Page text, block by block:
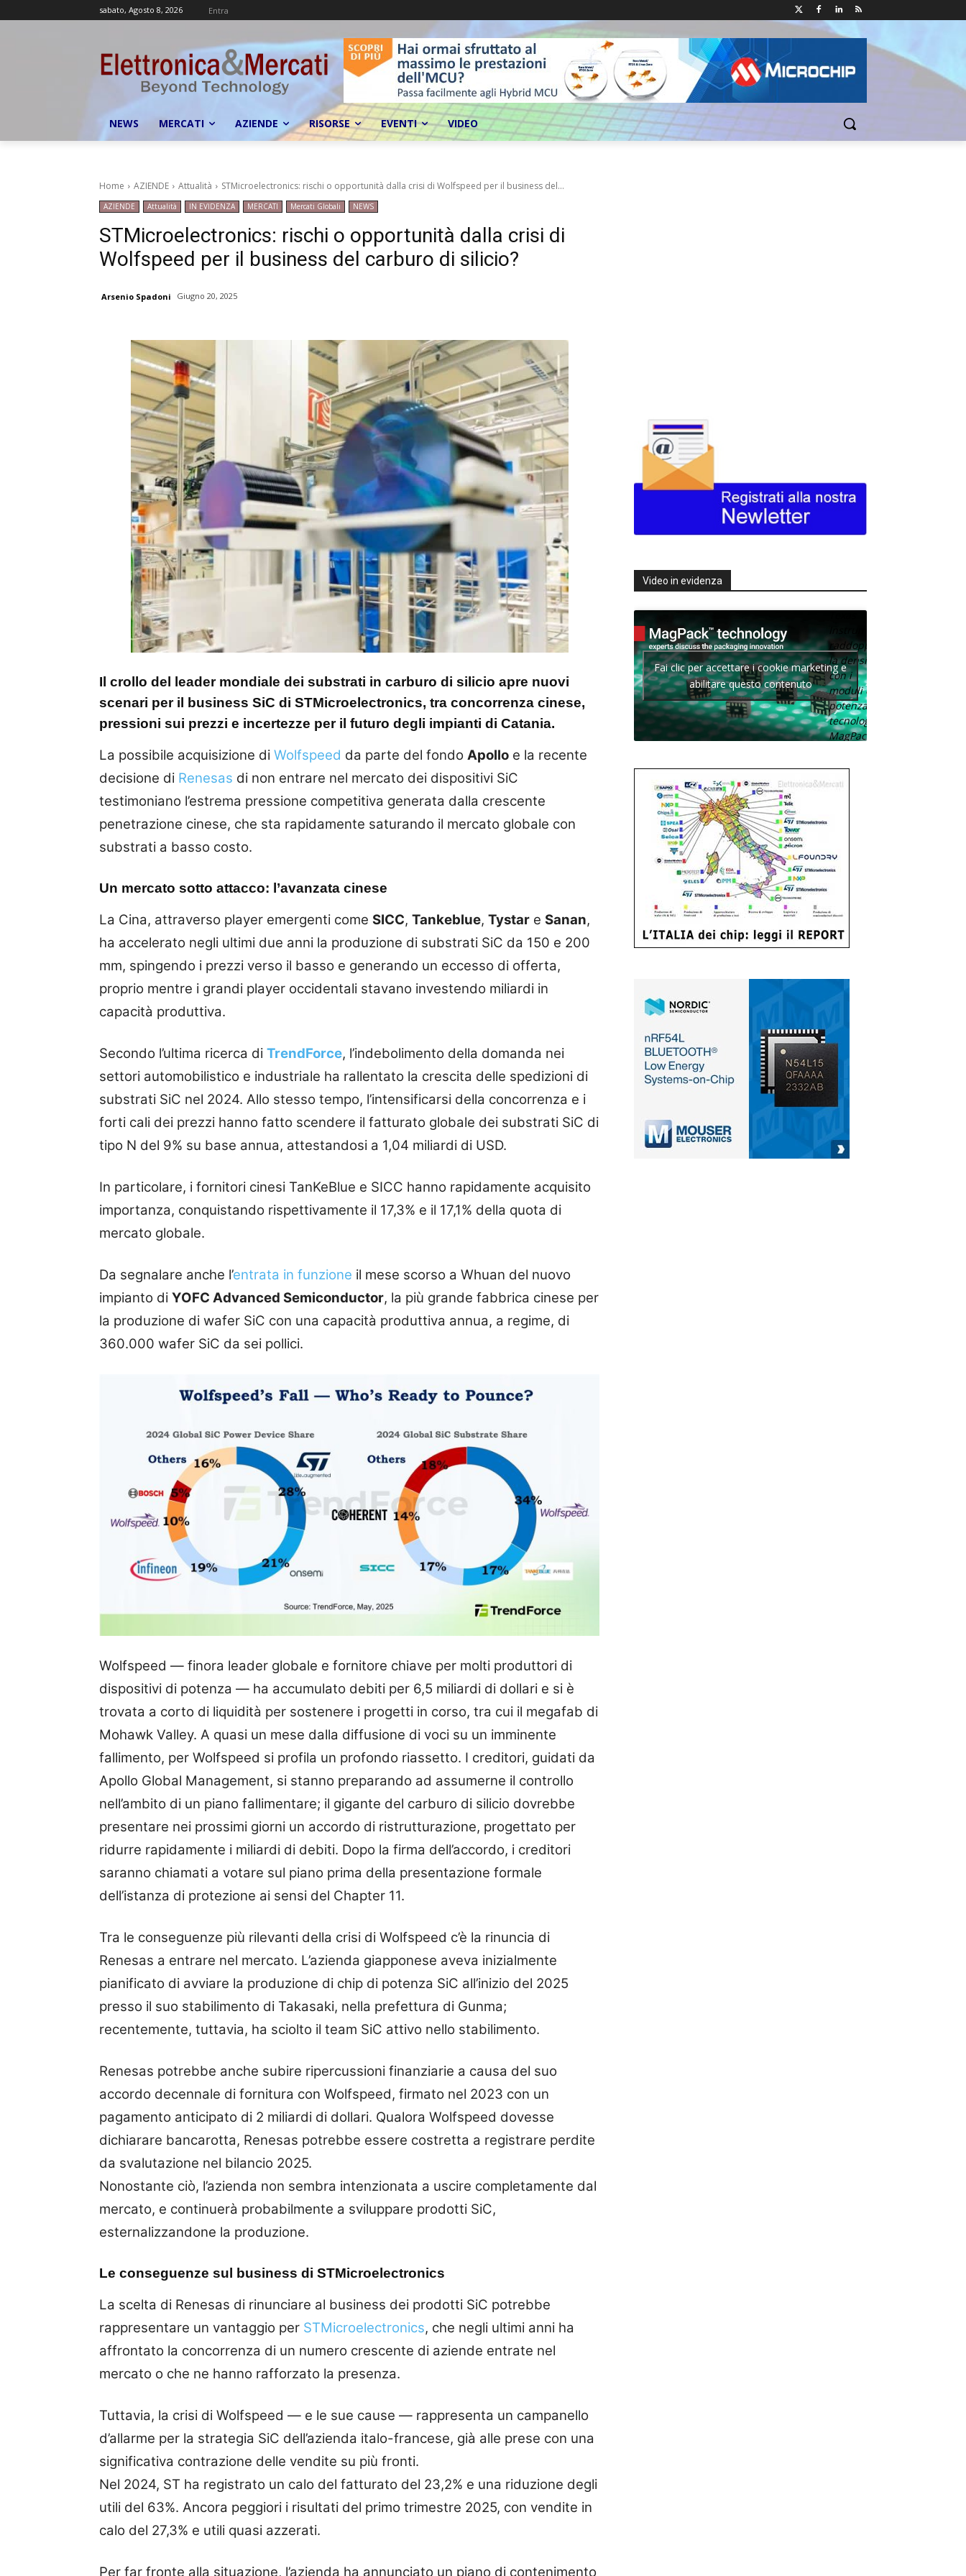
sabato, Agosto 8, 2026 Entra
NEWS MERCATI AZIENDE RISORSE EVENTI VIDEO
Home AZIENDE Attualità STMicroelectronics: rischi o opportunità dalla crisi di Wolfspeed per il business del...
AZIENDE Attualità IN EVIDENZA MERCATI Mercati Globali NEWS
STMicroelectronics: rischi o opportunità dalla crisi di
Wolfspeed per il business del carburo di silicio?
Arsenio Spadoni Giugno 20, 2025
Il crollo del leader mondiale dei substrati in carburo di silicio apre nuovi
scenari per il business SiC di STMicroelectronics, tra concorrenza cinese,
pressioni sui prezzi e incertezze per il futuro degli impianti di Catania.
La possibile acquisizione di Wolfspeed da parte del fondo Apollo e la recente
decisione di Renesas di non entrare nel mercato dei dispositivi SiC
testimoniano l’estrema pressione competitiva generata dalla crescente
penetrazione cinese, che sta rapidamente saturando il mercato globale con
substrati a basso costo.
Un mercato sotto attacco: l’avanzata cinese
La Cina, attraverso player emergenti come SICC, Tankeblue, Tystar e Sanan,
ha accelerato negli ultimi due anni la produzione di substrati SiC da 150 e 200
mm, spingendo i prezzi verso il basso e generando un eccesso di offerta,
proprio mentre i grandi player occidentali stavano investendo miliardi in
capacità produttiva.
Secondo l’ultima ricerca di TrendForce, l’indebolimento della domanda nei
settori automobilistico e industriale ha rallentato la crescita delle spedizioni di
substrati SiC nel 2024. Allo stesso tempo, l’intensificarsi della concorrenza e i
forti cali dei prezzi hanno fatto scendere il fatturato globale dei substrati SiC di
tipo N del 9% su base annua, attestandosi a 1,04 miliardi di USD.
In particolare, i fornitori cinesi TanKeBlue e SICC hanno rapidamente acquisito
importanza, conquistando rispettivamente il 17,3% e il 17,1% della quota di
mercato globale.
Da segnalare anche l’entrata in funzione il mese scorso a Whuan del nuovo
impianto di YOFC Advanced Semiconductor, la più grande fabbrica cinese per
la produzione di wafer SiC con una capacità produttiva annua, a regime, di
360.000 wafer SiC da sei pollici.
Wolfspeed — finora leader globale e fornitore chiave per molti produttori di
dispositivi di potenza — ha accumulato debiti per 6,5 miliardi di dollari e si è
trovata a corto di liquidità per sostenere i progetti in corso, tra cui il megafab di
Mohawk Valley. A quasi un mese dalla diffusione di voci su un imminente
fallimento, per Wolfspeed si profila un profondo riassetto. I creditori, guidati da
Apollo Global Management, si stanno preparando ad assumerne il controllo
nell’ambito di un piano fallimentare; il gigante del carburo di silicio dovrebbe
presentare nei prossimi giorni un accordo di ristrutturazione, progettato per
ridurre rapidamente i miliardi di debiti. Dopo la firma dell’accordo, i creditori
saranno chiamati a votare sul piano prima della presentazione formale
dell’istanza di protezione ai sensi del Chapter 11.
Tra le conseguenze più rilevanti della crisi di Wolfspeed c’è la rinuncia di
Renesas a entrare nel mercato. L’azienda giapponese aveva inizialmente
pianificato di avviare la produzione di chip di potenza SiC all’inizio del 2025
presso il suo stabilimento di Takasaki, nella prefettura di Gunma;
recentemente, tuttavia, ha sciolto il team SiC attivo nello stabilimento.
Renesas potrebbe anche subire ripercussioni finanziarie a causa del suo
accordo decennale di fornitura con Wolfspeed, firmato nel 2023 con un
pagamento anticipato di 2 miliardi di dollari. Qualora Wolfspeed dovesse
dichiarare bancarotta, Renesas potrebbe essere costretta a registrare perdite
da svalutazione nel bilancio 2025.
Nonostante ciò, l’azienda non sembra intenzionata a uscire completamente dal
mercato, e continuerà probabilmente a sviluppare prodotti SiC,
esternalizzandone la produzione.
Le conseguenze sul business di STMicroelectronics
La scelta di Renesas di rinunciare al business dei prodotti SiC potrebbe
rappresentare un vantaggio per STMicroelectronics, che negli ultimi anni ha
affrontato la concorrenza di un numero crescente di aziende entrate nel
mercato o che ne hanno rafforzato la presenza.
Tuttavia, la crisi di Wolfspeed — e le sue cause — rappresenta un campanello
d’allarme per la strategia SiC dell’azienda italo-francese, già alle prese con una
significativa contrazione delle vendite su più fronti.
Nel 2024, ST ha registrato un calo del fatturato del 23,2% e una riduzione degli
utili del 63%. Ancora peggiori i risultati del primo trimestre 2025, con vendite in
calo del 27,3% e utili quasi azzerati.
Per far fronte alla situazione, l’azienda ha annunciato un piano di contenimento
Video in evidenza
Texas
raddoppia
la densità
con i
moduli di
potenza con
tecnologia
MagPack.
Fai clic per accettare i cookie marketing e
abilitare questo contenuto